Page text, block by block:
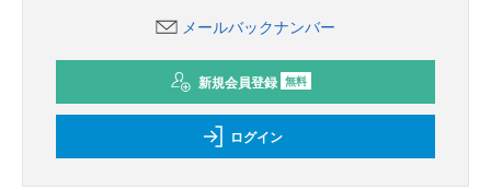
メールバックナンバー
新規会員登録 無料
ログイン